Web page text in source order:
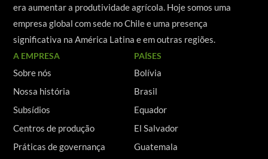
era aumentar a produtividade agrícola. Hoje somos uma
empresa global com sede no Chile e uma presença
significativa na América Latina e em outras regiões.
A EMPRESA
Sobre nós
Nossa história
Subsídios
Centros de produção
Práticas de governança
PAÍSES
Bolívia
Brasil
Equador
El Salvador
Guatemala